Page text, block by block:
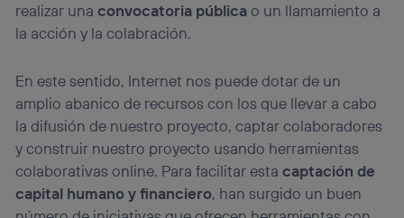
realizar unaconvocatoria públicao un llamamiento a
la acción y la colabración.
En este sentido, Internet nos puede dotar de un
amplio abanico de recursos con los que llevar a cabo
la difusión de nuestro proyecto, captar colaboradores
y construir nuestro proyecto usando herramientas
colaborativas online. Para facilitar estacaptación de
capital humano y financiero, han surgido un buen